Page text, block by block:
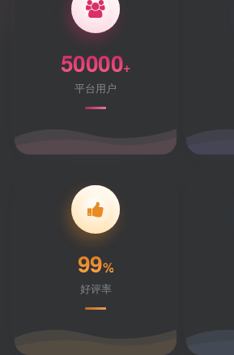
50000+
平台用户
99%
好评率